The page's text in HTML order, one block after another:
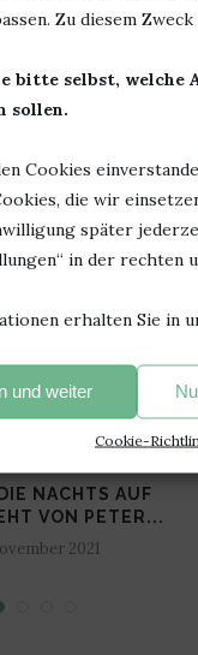
Zu diesem
bitte selbst, welche
sollen.
Cookies
die wir
später
in der rechten
erhalten Sie in
und weiter
Cookie-
AUCH
NACHTS AUF
VON PETER...
2021